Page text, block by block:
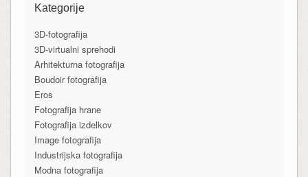
Kategorije
3D-fotografija
3D-virtualni sprehodi
Arhitekturna fotografija
Boudoir fotografija
Eros
Fotografija hrane
Fotografija izdelkov
Image fotografija
Industrijska fotografija
Modna fotografija